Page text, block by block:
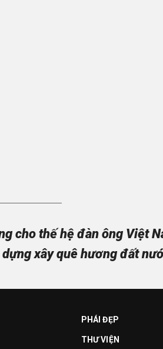
cho thế hệ đàn ông Việt
xây quê hương đất
PHÁI ĐẸP
THƯ VIỆN